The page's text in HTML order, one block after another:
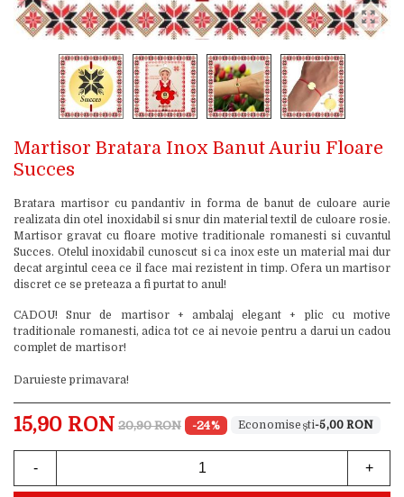
Martisor Bratara Inox Banut Auriu Floare
Succes
Bratara martisor cu pandantiv in forma de banut de culoare aurie
realizata din otel inoxidabil si snur din material textil de culoare rosie.
Martisor gravat cu floare motive traditionale romanesti si cuvantul
Succes. Otelul inoxidabil cunoscut si ca inox este un material mai dur
decat argintul ceea ce il face mai rezistent in timp. Ofera un martisor
discret ce se preteaza a fi purtat to anul!
CADOU! Snur de martisor + ambalaj elegant + plic cu motive
traditionale romanesti, adica tot ce ai nevoie pentru a darui un cadou
complet de martisor!
Daruieste primavara!
15,90 RON 20,90 RON -24% -5,00 RON
- +